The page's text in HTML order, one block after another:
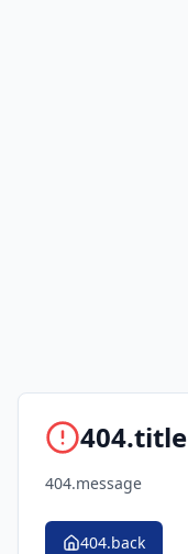
404.title
404.message
404.back